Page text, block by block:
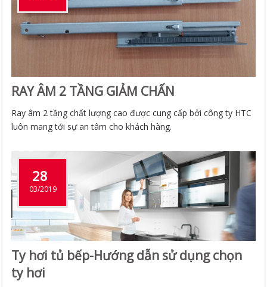
RAY ÂM 2 TẦNG GIẢM CHẤN
Ray âm 2 tầng chất lượng cao được cung cấp bởi công ty HTC
luôn mang tới sự an tâm cho khách hàng.
28
03/2019
Ty hơi tủ bếp-Hướng dẫn sử dụng chọn
ty hơi